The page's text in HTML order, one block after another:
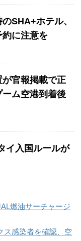
SHA+ホテル、
に注意を
官報掲載で正
ム空港到着後
イ入国ルールが
燃油サーチャージ
ス感染者を確認、空